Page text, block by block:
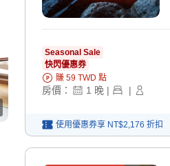
Seasonal Sale
快閃優惠券
賺 59 TWD 點
房價： 1 晚 | |
使用優惠券享 NT$2,176 折扣